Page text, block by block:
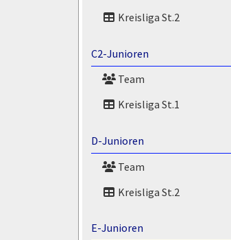
Kreisliga St.2
C2-Junioren
Team
Kreisliga St.1
D-Junioren
Team
Kreisliga St.2
E-Junioren